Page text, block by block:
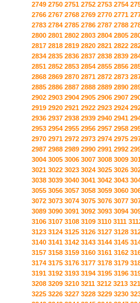
2749 2750 2751 2752 2753 2754
2766 2767 2768 2769 2770 2771
2783 2784 2785 2786 2787 2788
2800 2801 2802 2803 2804 2805
2817 2818 2819 2820 2821 2822
2834 2835 2836 2837 2838 2839
2851 2852 2853 2854 2855 2856
2868 2869 2870 2871 2872 2873
2885 2886 2887 2888 2889 2890
2902 2903 2904 2905 2906 2907
2919 2920 2921 2922 2923 2924
2936 2937 2938 2939 2940 2941
2953 2954 2955 2956 2957 2958
2970 2971 2972 2973 2974 2975
2987 2988 2989 2990 2991 2992
3004 3005 3006 3007 3008 3009
3021 3022 3023 3024 3025 3026
3038 3039 3040 3041 3042 3043
3055 3056 3057 3058 3059 3060
3072 3073 3074 3075 3076 3077
3089 3090 3091 3092 3093 3094
3106 3107 3108 3109 3110 3111
3123 3124 3125 3126 3127 3128
3140 3141 3142 3143 3144 3145
3157 3158 3159 3160 3161 3162
3174 3175 3176 3177 3178 3179
3191 3192 3193 3194 3195 3196
3208 3209 3210 3211 3212 3213
3225 3226 3227 3228 3229 3230